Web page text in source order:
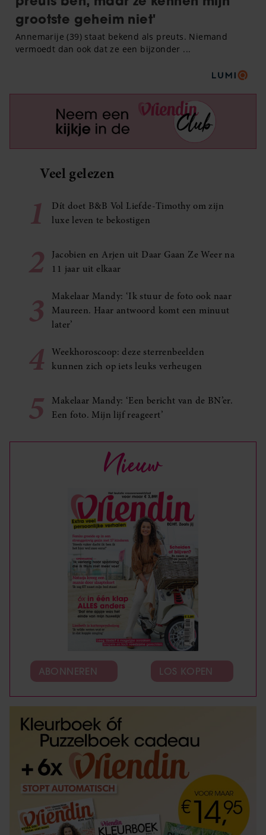
Veel gelezen
1
Dít doet B&B Vol Liefde-Timothy om zijn
luxe leven te bekostigen
2
Jacobien en Arjen uit Daar Gaan Ze Weer na
11 jaar uit elkaar
3
Makelaar Mandy: ‘Ik stuur de foto ook naar
Maureen. Haar antwoord komt een minuut
later’
4
Weekhoroscoop: deze sterrenbeelden
kunnen zich op iets leuks verheugen
5
Makelaar Mandy: ‘Een bericht van de BN’er.
Een foto. Mijn lijf reageert’
Nieuw
ABONNEREN LOS KOPEN